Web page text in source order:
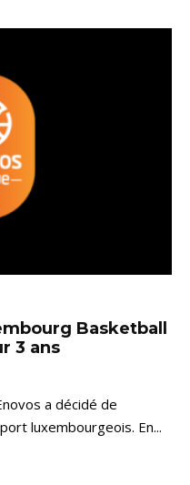
Basketball
3 ans
a décidé de
luxembourgeois. En...